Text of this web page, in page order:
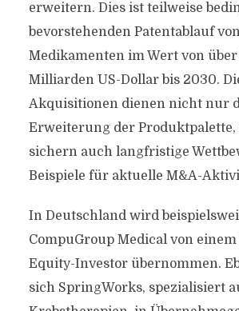
erweitern. Dies ist teilweise
bevorstehenden Patentablauf
Medikamenten im Wert von
Milliarden US-Dollar bis 2030.
Akquisitionen dienen nicht nur
Erweiterung der Produktpalette,
sichern auch langfristige
Beispiele für aktuelle M&A-
In Deutschland wird
CompuGroup Medical von
Equity-Investor übernommen.
sich SpringWorks, spezialisiert